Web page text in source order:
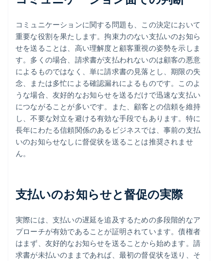
コミュニケーションに関する問題も、この決定において
重要な役割を果たします。拘束力のない支払いのお知ら
せを送ることは、高い理解度と顧客重視の姿勢を示しま
す。多くの場合、請求書が支払われないのは顧客の悪意
によるものではなく、単に請求書の見落とし、期限の失
念、または多忙による確認漏れによるものです。このよ
うな場合、友好的なお知らせを送るだけで迅速な支払い
につながることが多いです。また、顧客との信頼を維持
し、不要な対立を避ける有効な手段でもあります。特に
長年にわたる信頼関係のあるビジネスでは、事前の支払
いのお知らせなしに督促状を送ることは推奨されませ
ん。
支払いのお知らせと督促の実際
実際には、支払いの遅延を追及するための多段階的なア
プローチが有効であることが証明されています。債権者
はまず、友好的なお知らせを送ることから始めます。請
求書が未払いのままであれば、最初の督促状を送り、そ